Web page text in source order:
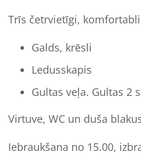
Trīs četrvietīgi,
Galds, krēsli
Ledusskapis
Gultas veļa. Gultas 2
Virtuve, WC un duša
Iebraukšana no 15.00,